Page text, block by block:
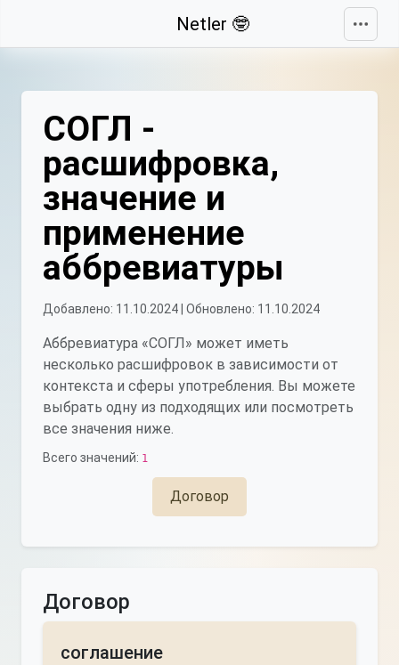
Netler 🤓
СОГЛ -
расшифровка,
значение и
применение
аббревиатуры
Добавлено: 11.10.2024 | Обновлено: 11.10.2024
Аббревиатура «СОГЛ» может иметь
несколько расшифровок в зависимости от
контекста и сферы употребления. Вы можете
выбрать одну из подходящих или посмотреть
все значения ниже.
Всего значений: 1
Договор
Договор
соглашение